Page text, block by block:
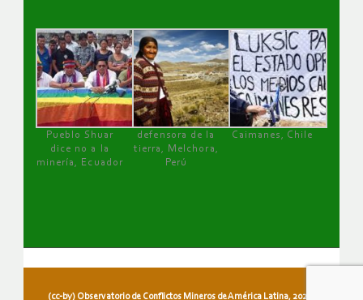
Pueblo Shuar
dice no a la
minería, Ecuador
defensora de la
tierra, Melchora,
Perú
Caimanes, Chile
(cc-by) Observatorio de Conflictos Mineros de América Latina, 2026